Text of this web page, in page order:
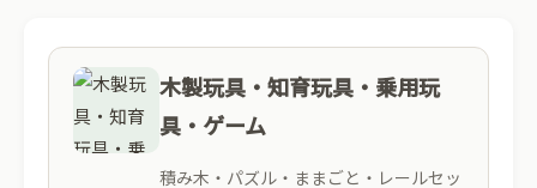
木製玩具・知育玩具・乗用玩
具・ゲーム
積み木・パズル・ままごと・レールセッ